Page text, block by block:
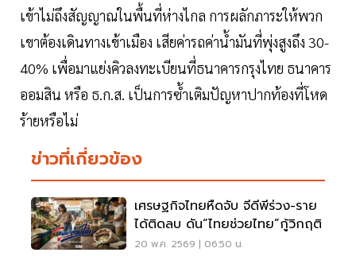
เข้าไม่ถึงสัญญาณในพื้นที่ห่างไกล การผลักภาระให้พวก
เขาต้องเดินทางเข้าเมือง เสียค่ารถค่านํ้ามันที่พุ่งสูงถึง 30-
40% เพื่อมาแย่งคิวลงทะเบียนที่ธนาคารกรุงไทย ธนาคาร
ออมสิน หรือ ธ.ก.ส. เป็นการซํ้าเติมปัญหาปากท้องที่โหด
ร้ายหรือไม่
ข่าวที่เกี่ยวข้อง
เศรษฐกิจไทยหืดจับ จีดีพีร่วง-ราย
ได้ติดลบ ดัน“ไทยช่วยไทย”กู้วิกฤติ
20 พ.ค. 2569 | 06:50 น.